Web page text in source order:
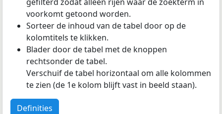
voorkomt getoond worden.
Sorteer de inhoud van de tabel door op de
kolomtitels te klikken.
Blader door de tabel met de knoppen
rechtsonder de tabel.
Verschuif de tabel horizontaal om alle kolommen
te zien (de 1e kolom blijft vast in beeld staan).
Definities